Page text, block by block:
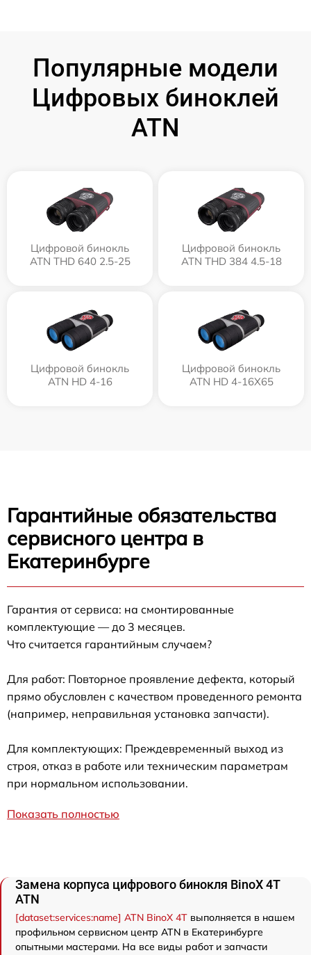
Популярные модели
Цифровых биноклей
ATN
Цифровой бинокль
ATN THD 640 2.5-25
Цифровой бинокль
ATN THD 384 4.5-18
Цифровой бинокль
ATN HD 4-16
Цифровой бинокль
ATN HD 4-16X65
Гарантийные обязательства
сервисного центра в
Екатеринбурге
Гарантия от сервиса: на смонтированные
комплектующие — до 3 месяцев.
Что считается гарантийным случаем?
Для работ: Повторное проявление дефекта, который
прямо обусловлен с качеством проведенного ремонта
(например, неправильная установка запчасти).
Для комплектующих: Преждевременный выход из
строя, отказ в работе или техническим параметрам
при нормальном использовании.
Показать полностью
Замена корпуса цифрового бинокля BinoX 4T
ATN
[dataset:services:name] ATN BinoX 4T выполняется в нашем
профильном сервисном центр ATN в Екатеринбурге
опытными мастерами. На все виды работ и запчасти